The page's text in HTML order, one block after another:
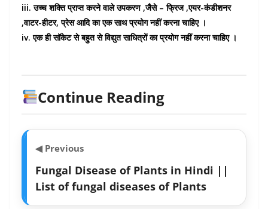
iii. उच्च शक्ति प्राप्त करने वाले उपकरण ,जैसे – फ्रिज ,एयर-कंडीशनर
,वाटर-हीटर, प्रेस आदि का एक साथ प्रयोग नहीं करना चाहिए ।
iv. एक ही सॉकेट से बहुत से विद्युत साधित्रों का प्रयोग नहीं करना चाहिए ।
Continue Reading
◀ Previous
Fungal Disease of Plants in Hindi ||
List of fungal diseases of Plants